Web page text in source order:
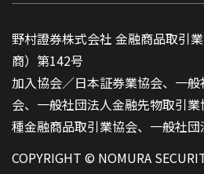
野村證券株式会社 金融商品取引
商）第142号
加入協会／日本証券業協会、一
会、一般社団法人金融先物取引
種金融商品取引業協会、一般社
COPYRIGHT © NOMURA